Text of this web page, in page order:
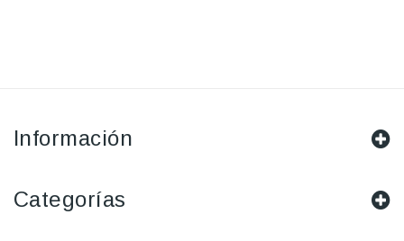
Información
Categorías